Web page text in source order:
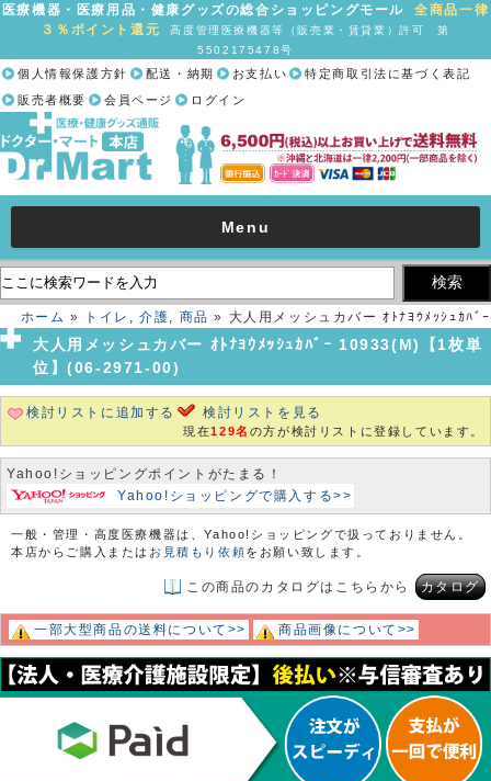
医療機器・医療用品・健康グッズの総合ショッピングモール全商品一律
３％ポイント還元
高度管理医療機器等（販売業・賃貸業）許可 第
5502175478号
個人情報保護方針 配送・納期 お支払い
特定商取引法に基づく表記
販売者概要
会員ページ ログイン
Menu
ホーム » トイレ ,介護, 商品 » 大人用メッシュカバー ｵﾄﾅﾖｳﾒｯｼｭｶﾊﾞｰ
10933(M)【1枚単位】(06-2971-00)
大人用メッシュカバー ｵﾄﾅﾖｳﾒｯｼｭｶﾊﾞｰ 10933(M)【1枚単
位】(06-2971-00)
検討リストに追加する 検討リストを見る
現在129名 の方が検討リストに登録しています。
Yahoo!ショッピングポイントがたまる！
Yahoo!ショッピングで購入する>>
一般・管理・高度医療機器は、Yahoo!ショッピングで扱っておりません。
本店からご購入または お見積もり依頼をお願い致します。
この商品のカタログはこちらから カタログ
一部大型商品の送料について>> 商品画像について>>